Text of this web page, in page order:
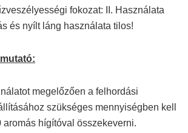
fokozat: II. Használata
és nyílt láng használata tilos!
megelőzően a felhordási
szükséges mennyiségben kell
aromás hígítóval összekeverni.